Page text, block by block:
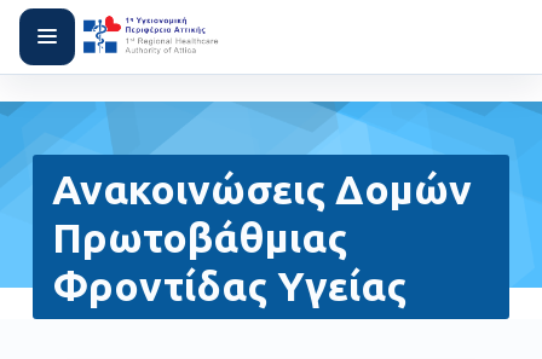
Ανακοινώσεις Δομών
Πρωτοβάθμιας
Φροντίδας Υγείας